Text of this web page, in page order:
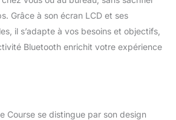
Grâce à son écran LCD et ses
il s’adapte à vos besoins et objectifs,
Bluetooth enrichit votre expérience
Course se distingue par son design